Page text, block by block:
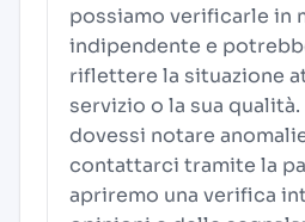
possiamo verificarle in
indipendente e
riflettere la situazione
servizio o la sua
dovessi notare
contattarci tramite la
apriremo una verifica